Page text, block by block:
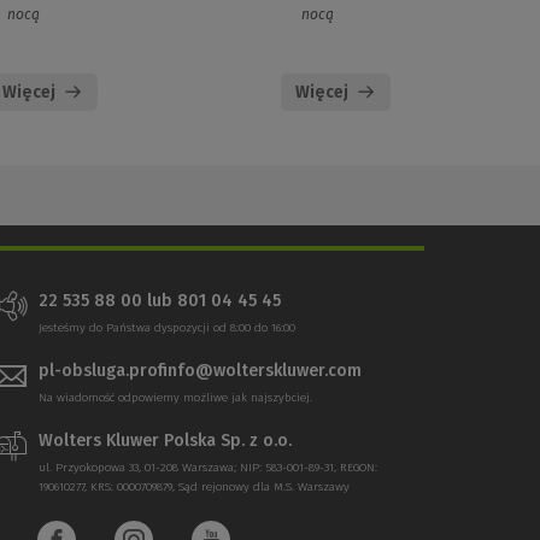
nocą
Więcej
nocą
Więcej
22 535 88 00 lub 801 04 45 45
Jesteśmy do Państwa dyspozycji od 8:00 do 16:00
pl-obsluga.profinfo@wolterskluwer.com
Na wiadomość odpowiemy możliwe jak najszybciej.
Wolters Kluwer Polska Sp. z o.o.
ul. Przyokopowa 33, 01-208 Warszawa; NIP: 583-001-89-31, REGON:
190610277, KRS: 0000709879, Sąd rejonowy dla M.S. Warszawy